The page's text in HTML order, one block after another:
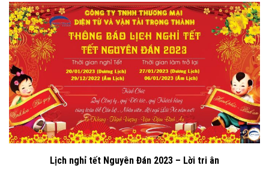
Lịch nghỉ tết Nguyên Đán 2023 – Lời tri ân